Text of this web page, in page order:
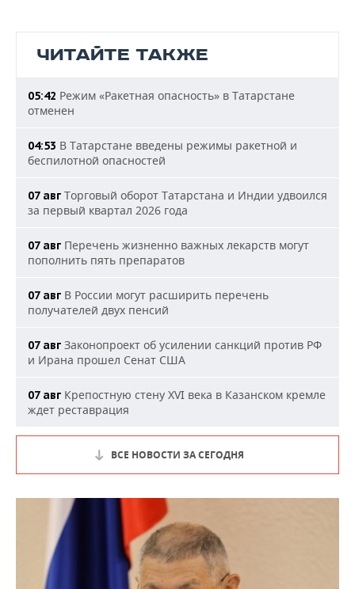
ЧИТАЙТЕ ТАКЖЕ
05:42 Режим «Ракетная опасность» в Татарстане
отменен
04:53 В Татарстане введены режимы ракетной и
беспилотной опасностей
07 авг Торговый оборот Татарстана и Индии удвоился
за первый квартал 2026 года
07 авг Перечень жизненно важных лекарств могут
пополнить пять препаратов
07 авг В России могут расширить перечень
получателей двух пенсий
07 авг Законопроект об усилении санкций против РФ
и Ирана прошел Сенат США
07 авг Крепостную стену XVI века в Казанском кремле
ждет реставрация
ВСЕ НОВОСТИ ЗА СЕГОДНЯ